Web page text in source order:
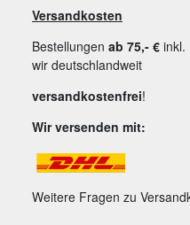
Versandkosten
Bestellungen ab 75,- € inkl.
wir deutschlandweit
versandkostenfrei!
Wir versenden mit:
Weitere Fragen zu